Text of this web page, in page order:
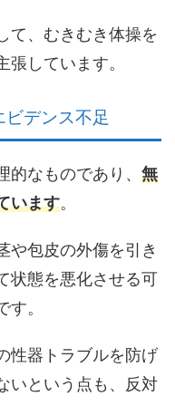
て、むきむき体操を
しています。
デンス不足
なものであり、 無
います。
や包皮の外傷を引き
状態を悪化させる可
。
性器トラブルを防げ
いという点も、反対